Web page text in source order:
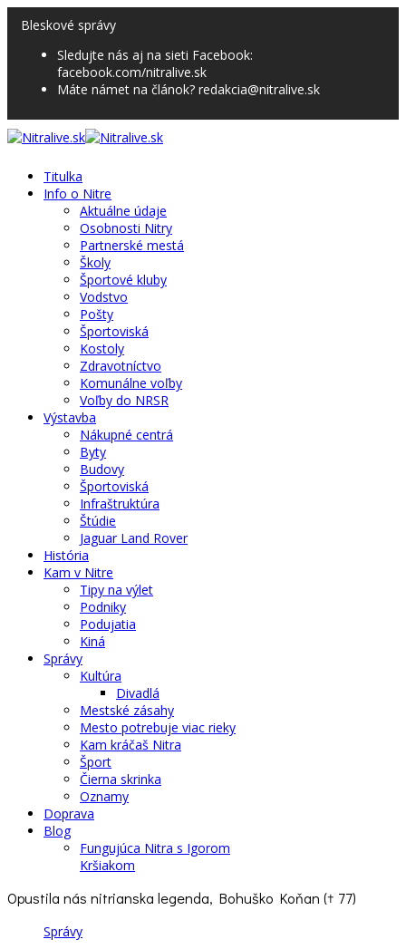
Bleskové správy
Sledujte nás aj na sieti Facebook:
facebook.com/nitralive.sk
Máte námet na článok? redakcia@nitralive.sk
Titulka
Info o Nitre
Aktuálne údaje
Osobnosti Nitry
Partnerské mestá
Školy
Športové kluby
Vodstvo
Pošty
Športoviská
Kostoly
Zdravotníctvo
Komunálne voľby
Voľby do NRSR
Výstavba
Nákupné centrá
Byty
Budovy
Športoviská
Infraštruktúra
Štúdie
Jaguar Land Rover
História
Kam v Nitre
Tipy na výlet
Podniky
Podujatia
Kiná
Správy
Kultúra
Divadlá
Mestské zásahy
Mesto potrebuje viac rieky
Kam kráčaš Nitra
Šport
Čierna skrinka
Oznamy
Doprava
Blog
Fungujúca Nitra s Igorom
Kršiakom
Opustila nás nitrianska legenda, Bohuško Koňan († 77)
Správy